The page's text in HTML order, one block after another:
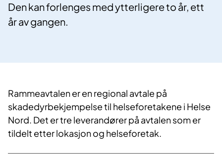
Den kan forlenges med ytterligere to år, ett
år av gangen.
Rammeavtalen er en regional avtale på
skadedyrbekjempelse til helseforetakene i Helse
Nord. Det er tre leverandører på avtalen som er
tildelt etter lokasjon og helseforetak.